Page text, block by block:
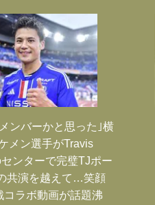
ンバーかと思った｣横
メン選手がTravis
ンターで完璧TJポー
共演を越えて…笑顔
コラボ動画が話題沸